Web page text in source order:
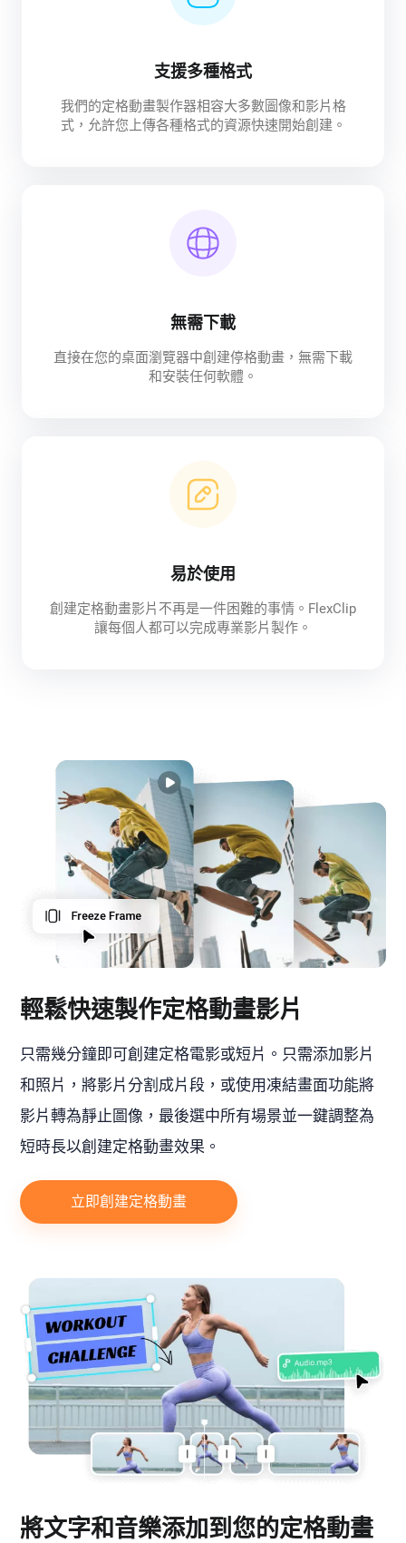
支援多種格式
我們的定格動畫製作器相容大多數圖像和影片格
式，允許您上傳各種格式的資源快速開始創建。
無需下載
直接在您的桌面瀏覽器中創建停格動畫，無需下載
和安裝任何軟體。
易於使用
創建定格動畫影片不再是一件困難的事情。FlexClip
讓每個人都可以完成專業影片製作。
輕鬆快速製作定格動畫影片
只需幾分鐘即可創建定格電影或短片。只需添加影片
和照片，將影片分割成片段，或使用凍結畫面功能將
影片轉為靜止圖像，最後選中所有場景並一鍵調整為
短時長以創建定格動畫效果。
立即創建定格動畫
將文字和音樂添加到您的定格動畫